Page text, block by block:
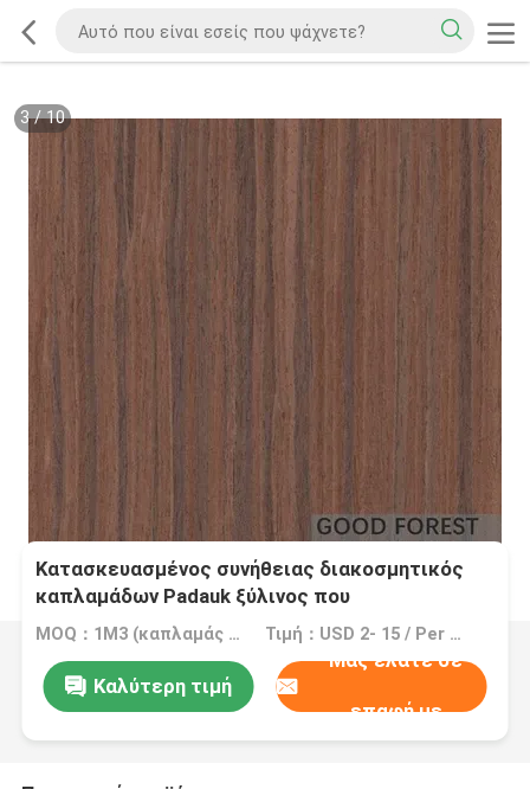
3/10
Κατασκευασμένος συνήθειας διακοσμητικός
καπλαμάδων Padauk ξύλινος που
ανασυγκροτείται
MOQ：1M3 (καπλαμάς =2000 τετρ.μέτρο 0.5mm) Τιμή：USD 2- 15 / Per Square Meter (M2)
Καλύτερη τιμή
Μας ελάτε σε
επαφή με